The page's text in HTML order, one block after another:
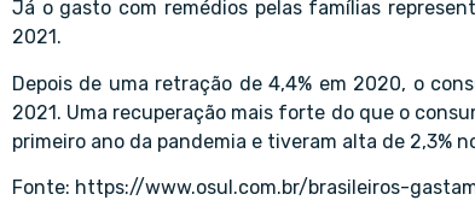
Já o gasto com remédios pelas famílias
2021.
Depois de uma retração de 4,4% em 2020, o
2021. Uma recuperação mais forte do que o
primeiro ano da pandemia e tiveram alta de 2,3%
Fonte: https://www.osul.com.br/brasileiros-